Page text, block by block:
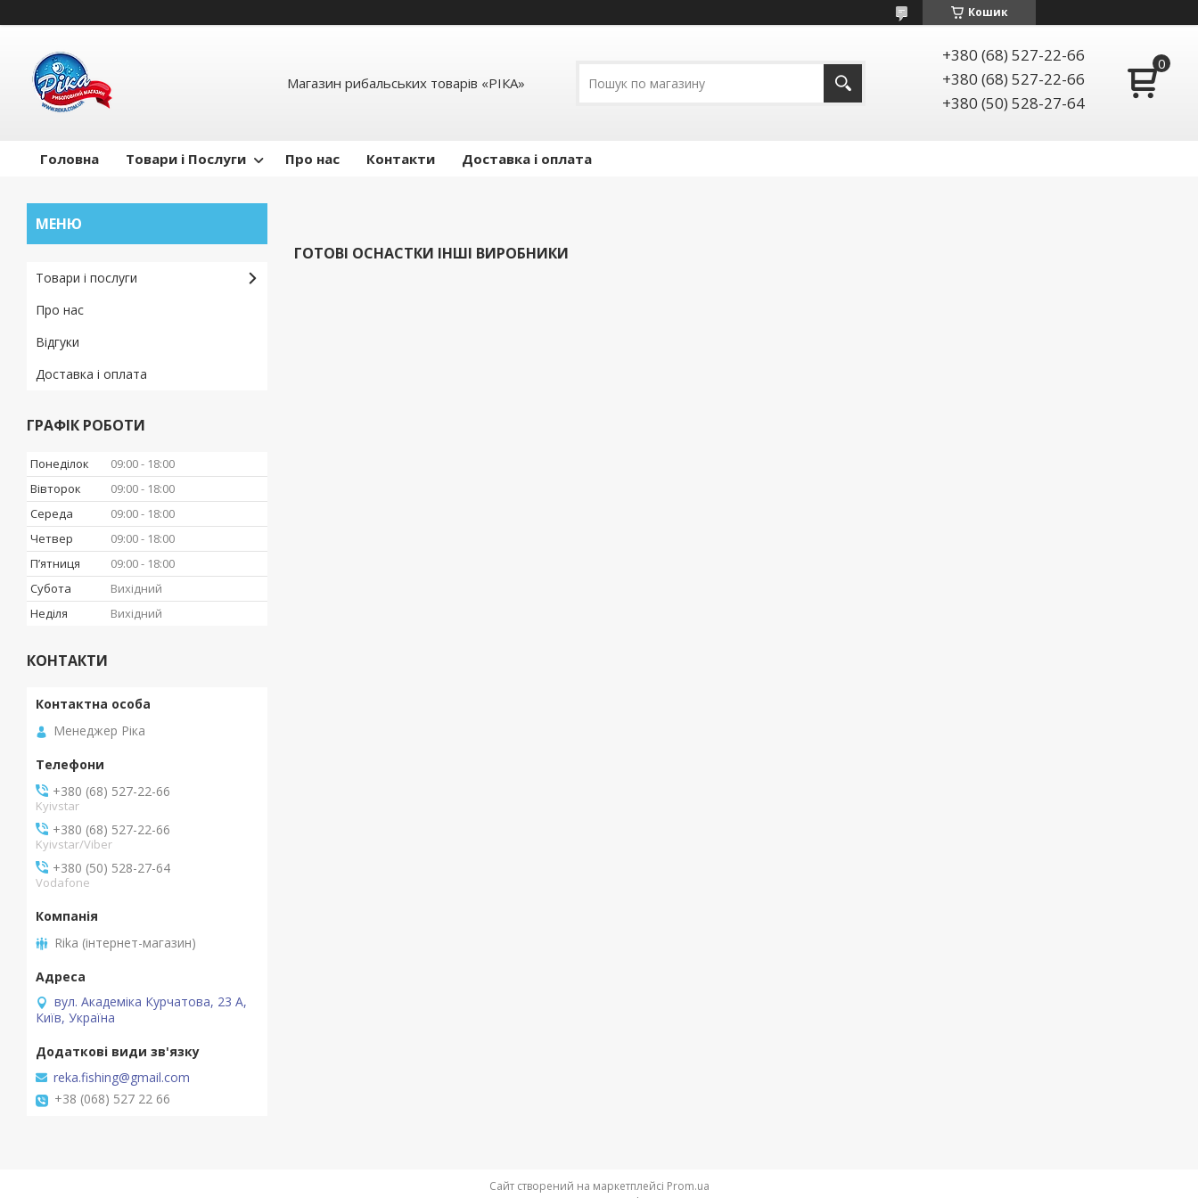
Кошик
Магазин рибальських товарів «РІКА»
+380 (68) 527-22-66
+380 (68) 527-22-66
+380 (50) 528-27-64
Головна Товари і Послуги Про нас Контакти Доставка і оплата
ГОТОВІ ОСНАСТКИ ІНШІ ВИРОБНИКИ
Товари і послуги
Про нас
Відгуки
Доставка і оплата
ГРАФІК РОБОТИ
Понеділок 09:00
18:00
Вівторок
09:00
18:00
Середа
09:00
18:00
Четвер
09:00
18:00
Пʼятниця
09:00
18:00
Субота
Вихідний
Неділя
Вихідний
КОНТАКТИ
Менеджер Ріка
+380 (68) 527-22-66
Kyivstar
+380 (68) 527-22-66
Kyivstar/Viber
+380 (50) 528-27-64
Vodafone
Rika (інтернет-магазин)
вул. Академіка Курчатова, 23 А,
Київ, Україна
reka.fishing@gmail.com
+38 (068) 527 22 66
Сайт створений на маркетплейсі Prom.ua